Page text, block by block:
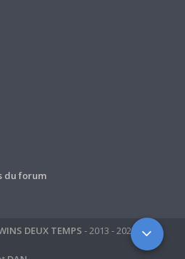
du forum
DEUX TEMPS - 2013 - 2024 - tous